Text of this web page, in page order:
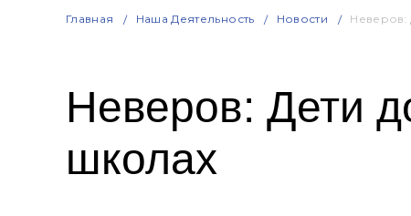
Главная Наша Деятельность Новости Неверов:
Неверов: Дети
школах